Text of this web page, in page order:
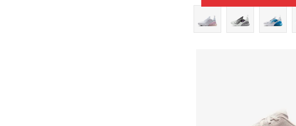
Uporedi